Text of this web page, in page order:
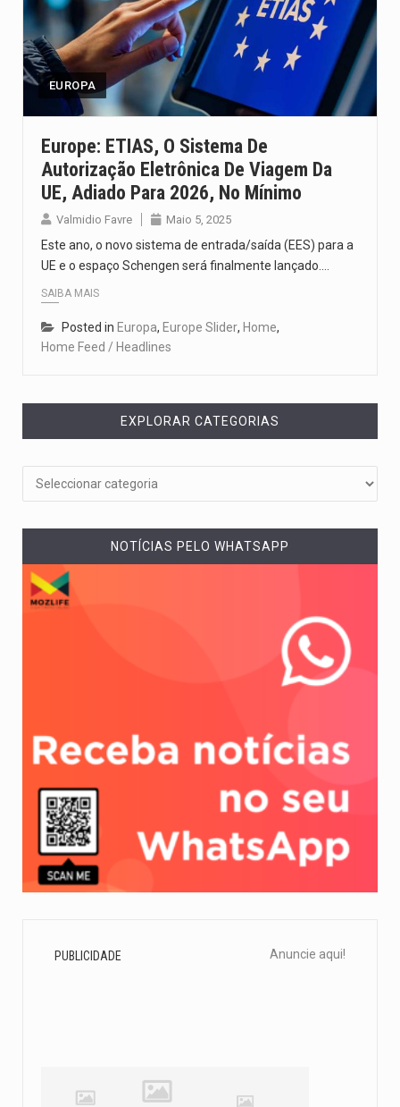
O pagamento marca o desfecho de um dos processos mais…
A nova legislação estabelece um prazo de 180 dias para…
EUROPA
Europe: ETIAS, O Sistema De
Autorização Eletrônica De Viagem Da
UE, Adiado Para 2026, No Mínimo
Valmidio Favre Maio 5, 2025
Este ano, o novo sistema de entrada/saída (EES) para a
UE e o espaço Schengen será finalmente lançado.…
SAIBA MAIS
Posted in Europa, Europe Slider, Home,
Home Feed / Headlines
EXPLORAR CATEGORIAS
NOTÍCIAS PELO WHATSAPP
PUBLICIDADE Anuncie aqui!